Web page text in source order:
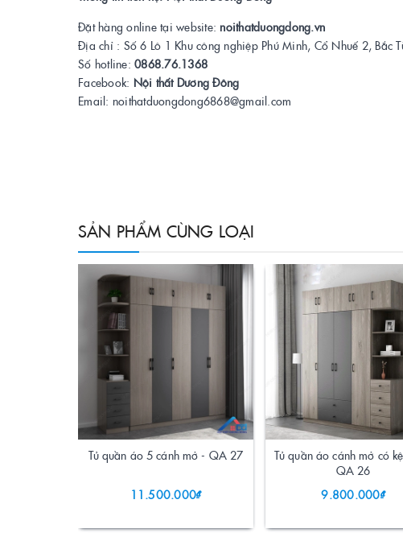
Đặt hàng online tại website:noithatduongdong.vn
Địa chỉ : Số 6 Lô 1 Khu công nghiệp Phú Minh, Cổ Nhuế 2, Bắc
Số hotline: 0868.76.1368
Facebook: Nội thất Dương Đông
Email: noithatduongdong6868@gmail.com
SẢN PHẨM CÙNG LOẠI
Tủ quần áo 5 cánh mở - QA 27
11.500.000₫
Tủ quần áo cánh mở có
QA 26
9.800.000₫